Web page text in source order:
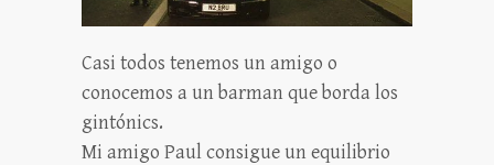
Casi todos tenemos un amigo o
conocemos a un barman que borda los
gintónics.
Mi amigo Paul consigue un equilibrio